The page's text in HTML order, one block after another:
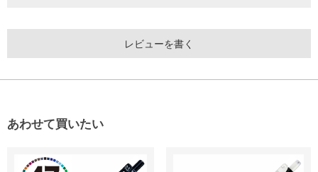
レビューを書く
あわせて買いたい